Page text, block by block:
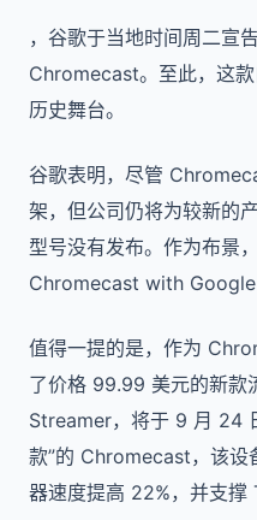
，谷歌于当地时间周二宣
Chromecast。至此，这
历史舞台。
谷歌表明，尽管
架，但公司仍将为较新的
型号没有发布。作为布景
Chromecast with Google
值得一提的是，作为
了价格 99.99 美元的新款
Streamer，将于 9 月 24
款”的 Chromecast，该设
器速度提高 22%，并支撑